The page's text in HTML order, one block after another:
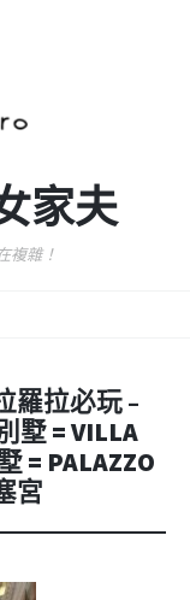
家夫
複雜！
羅拉必玩 –
墅 = VILLA
= PALAZZO
宮